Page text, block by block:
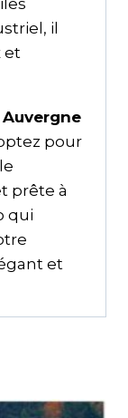
il
et
pour
prête à
qui
et